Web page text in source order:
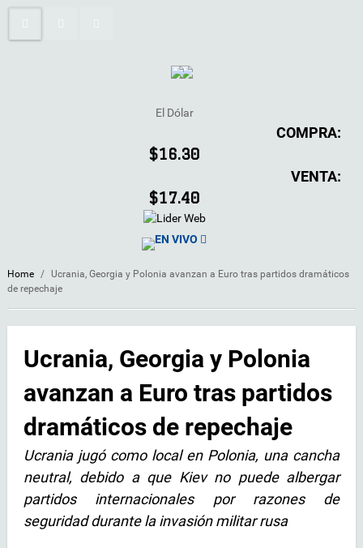
El Dólar
COMPRA:
$16.30
VENTA:
$17.40
EN VIVO
Home /
Ucrania, Georgia y Polonia avanzan a Euro tras partidos dramáticos
de repechaje
Ucrania, Georgia y Polonia
avanzan a Euro tras partidos
dramáticos de repechaje
Ucrania jugó como local en Polonia, una cancha
neutral, debido a que Kiev no puede albergar
partidos internacionales por razones de
seguridad durante la invasión militar rusa